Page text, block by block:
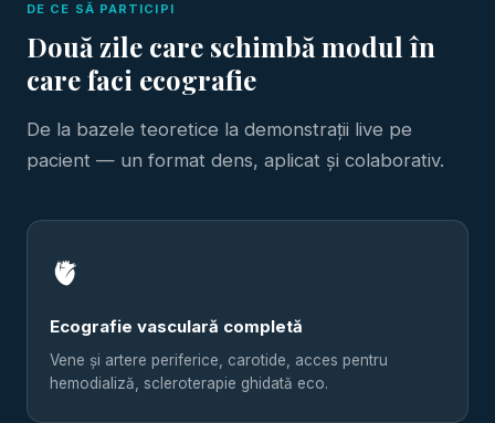
DE CE SĂ PARTICIPI
Două zile care schimbă modul în
care faci ecografie
De la bazele teoretice la demonstrații live pe
pacient — un format dens, aplicat și colaborativ.
🫀
Ecografie vasculară completă
Vene și artere periferice, carotide, acces pentru
hemodializă, scleroterapie ghidată eco.